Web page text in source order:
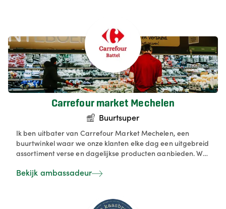
toegankelijk wordt.
Carrefour market Mechelen
Buurtsuper
Ik ben uitbater van Carrefour Market Mechelen, een
buurtwinkel waar we onze klanten elke dag een uitgebreid
assortiment verse en dagelijkse producten aanbieden. We
kwaliteitsproducten, handige services en een vriendelijk
prettig te laten verlopen.
Bekijk ambassadeur